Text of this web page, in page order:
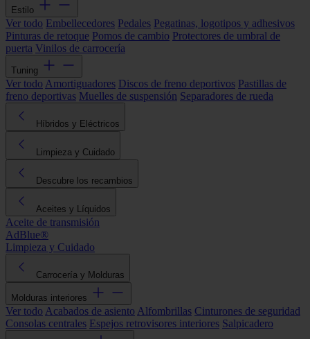
Estilo
Ver todo Embellecedores Pedales Pegatinas, logotipos y adhesivos
Pinturas de retoque Pomos de cambio Protectores de umbral de
puerta Vinilos de carrocería
Tuning
Ver todo Amortiguadores Discos de freno deportivos Pastillas de
freno deportivas Muelles de suspensión Separadores de rueda
Híbridos y Eléctricos
Limpieza y Cuidado
Descubre los recambios
Aceites y Líquidos
Aceite de transmisión
AdBlue®
Limpieza y Cuidado
Carrocería y Molduras
Molduras interiores
Ver todo Acabados de asiento Alfombrillas Cinturones de seguridad
Consolas centrales Espejos retrovisores interiores Salpicadero